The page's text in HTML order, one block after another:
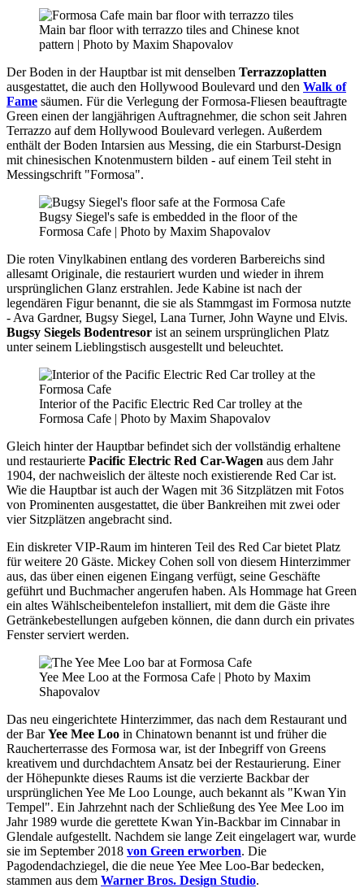
Main bar floor with terrazzo tiles and Chinese knot
pattern | Photo by Maxim Shapovalov
Der Boden in der Hauptbar ist mit denselben Terrazzoplatten
ausgestattet, die auch den Hollywood Boulevard und den Walk of
Fame säumen. Für die Verlegung der Formosa-Fliesen beauftragte
Green einen der langjährigen Auftragnehmer, die schon seit Jahren
Terrazzo auf dem Hollywood Boulevard verlegen. Außerdem
enthält der Boden Intarsien aus Messing, die ein Starburst-Design
mit chinesischen Knotenmustern bilden - auf einem Teil steht in
Messingschrift "Formosa".
Bugsy Siegel's safe is embedded in the floor of the
Formosa Cafe | Photo by Maxim Shapovalov
Die roten Vinylkabinen entlang des vorderen Barbereichs sind
allesamt Originale, die restauriert wurden und wieder in ihrem
ursprünglichen Glanz erstrahlen. Jede Kabine ist nach der
legendären Figur benannt, die sie als Stammgast im Formosa nutzte
- Ava Gardner, Bugsy Siegel, Lana Turner, John Wayne und Elvis.
Bugsy Siegels Bodentresor ist an seinem ursprünglichen Platz
unter seinem Lieblingstisch ausgestellt und beleuchtet.
Interior of the Pacific Electric Red Car trolley at the
Formosa Cafe | Photo by Maxim Shapovalov
Gleich hinter der Hauptbar befindet sich der vollständig erhaltene
und restaurierte Pacific Electric Red Car-Wagen aus dem Jahr
1904, der nachweislich der älteste noch existierende Red Car ist.
Wie die Hauptbar ist auch der Wagen mit 36 Sitzplätzen mit Fotos
von Prominenten ausgestattet, die über Bankreihen mit zwei oder
vier Sitzplätzen angebracht sind.
Ein diskreter VIP-Raum im hinteren Teil des Red Car bietet Platz
für weitere 20 Gäste. Mickey Cohen soll von diesem Hinterzimmer
aus, das über einen eigenen Eingang verfügt, seine Geschäfte
geführt und Buchmacher angerufen haben. Als Hommage hat Green
ein altes Wählscheibentelefon installiert, mit dem die Gäste ihre
Getränkebestellungen aufgeben können, die dann durch ein privates
Fenster serviert werden.
Yee Mee Loo at the Formosa Cafe | Photo by Maxim
Shapovalov
Das neu eingerichtete Hinterzimmer, das nach dem Restaurant und
der BarYee Mee Loo in Chinatown benannt ist und früher die
Raucherterrasse des Formosa war, ist der Inbegriff von Greens
kreativem und durchdachtem Ansatz bei der Restaurierung. Einer
der Höhepunkte dieses Raums ist die verzierte Backbar der
ursprünglichen Yee Me Loo Lounge, auch bekannt als "Kwan Yin
Tempel". Ein Jahrzehnt nach der Schließung des Yee Mee Loo im
Jahr 1989 wurde die gerettete Kwan Yin-Backbar im Cinnabar in
Glendale aufgestellt. Nachdem sie lange Zeit eingelagert war, wurde
sie im September 2018 von Green erworben. Die
Pagodendachziegel, die die neue Yee Mee Loo-Bar bedecken,
stammen aus dem Warner Bros. Design Studio.